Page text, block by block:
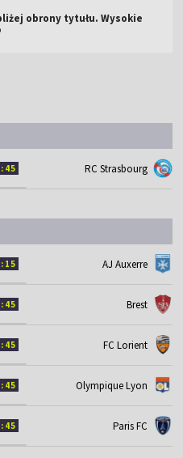
obrony tytułu. Wysokie
RC Strasbourg
AJ Auxerre
Brest
FC Lorient
Olympique Lyon
Paris FC